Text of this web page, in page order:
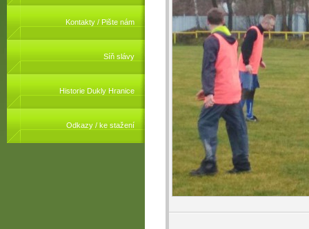
Kontakty / Pište nám
Síň slávy
Historie Dukly Hranice
Odkazy / ke stažení